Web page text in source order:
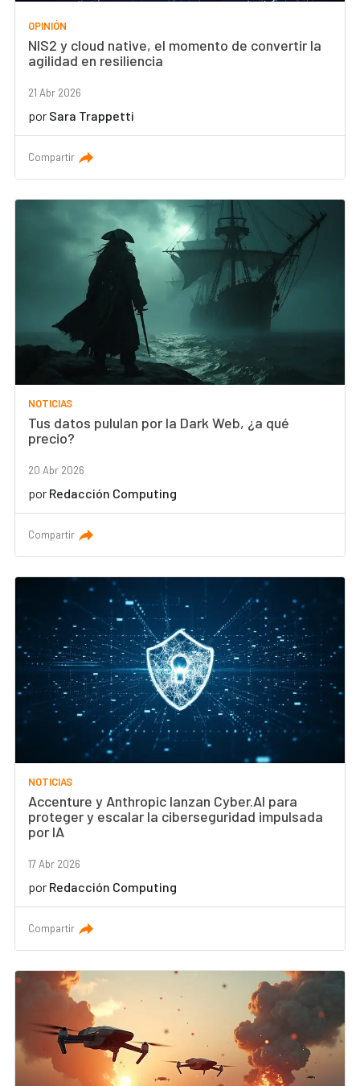
OPINIÓN
NIS2 y cloud native, el momento de convertir la
agilidad en resiliencia
21 Abr 2026
por Sara Trappetti
Compartir
NOTICIAS
Tus datos pululan por la Dark Web, ¿a qué
precio?
20 Abr 2026
por Redacción Computing
Compartir
NOTICIAS
Accenture y Anthropic lanzan Cyber.AI para
proteger y escalar la ciberseguridad impulsada
por IA
17 Abr 2026
por Redacción Computing
Compartir